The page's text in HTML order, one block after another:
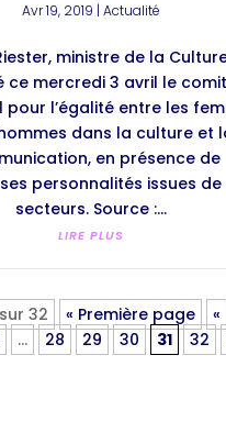
Avr 19, 2019 | Actualité
ministre de la
ce mercredi 3 avril le
pour l’égalité entre les
dans la culture et
en présence de
personnalités issues de
secteurs. Source :...
LIRE PLUS
32 « Première page «
… 28 29 30 31 32